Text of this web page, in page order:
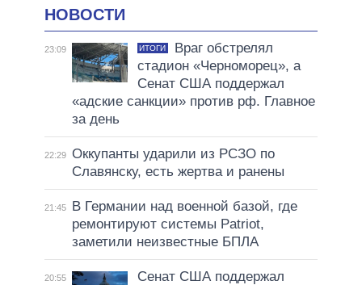
НОВОСТИ
23:09 ИТОГИ
Враг обстрелял
стадион «Черноморец», а
Сенат США поддержал
«адские санкции» против рф. Главное
за день
22:29 Оккупанты ударили из РСЗО по
Славянску, есть жертва и ранены
21:45
В Германии над военной базой, где
ремонтируют системы Patriot,
заметили неизвестные БПЛА
20:55
Сенат США поддержал